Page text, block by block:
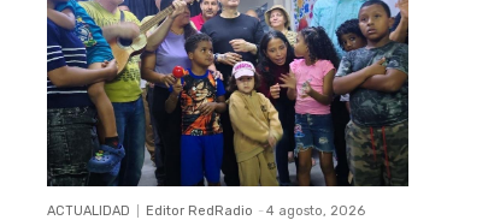
ACTUALIDAD Editor RedRadio - 4 agosto, 2026